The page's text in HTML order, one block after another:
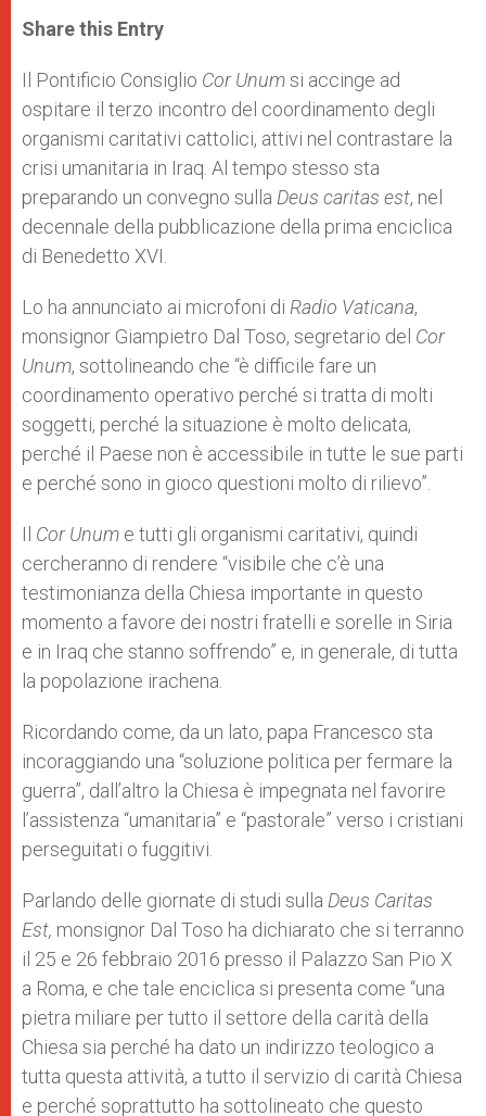
t
s
p
p
s
e
g
e
r
e
b
o
k
r
Share this Entry
Il Pontificio Consiglio Cor Unumsi accinge ad
ospitare il terzo incontro del coordinamento degli
organismi caritativi cattolici, attivi nel contrastare la
crisi umanitaria in Iraq. Al tempo stesso sta
preparando un convegno sulla Deus caritas est, nel
decennale della pubblicazione della prima enciclica
di Benedetto XVI.
Lo ha annunciato ai microfoni di Radio Vaticana,
monsignor Giampietro Dal Toso, segretario del Cor
Unum, sottolineando che “è difficile fare un
coordinamento operativo perché si tratta di molti
soggetti, perché la situazione è molto delicata,
perché il Paese non è accessibile in tutte le sue parti
e perché sono in gioco questioni molto di rilievo”.
Il Cor Unum e tutti gli organismi caritativi, quindi
cercheranno di rendere “visibile che c’è una
testimonianza della Chiesa importante in questo
momento a favore dei nostri fratelli e sorelle in Siria
e in Iraq che stanno soffrendo” e, in generale, di tutta
la popolazione irachena.
Ricordando come, da un lato, papa Francesco sta
incoraggiando una “soluzione politica per fermare la
guerra”, dall’altro la Chiesa è impegnata nel favorire
l’assistenza “umanitaria” e “pastorale” verso i cristiani
perseguitati o fuggitivi.
Parlando delle giornate di studi sulla Deus Caritas
Est, monsignor Dal Toso ha dichiarato che si terranno
il 25 e 26 febbraio 2016 presso il Palazzo San Pio X
a Roma, e che tale enciclica si presenta come “una
pietra miliare per tutto il settore della carità della
Chiesa sia perché ha dato un indirizzo teologico a
tutta questa attività, a tutto il servizio di carità Chiesa
e perché soprattutto ha sottolineato che questo